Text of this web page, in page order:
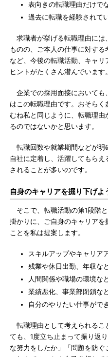
表向きの転職理由だけで
過去に転職を経験されて
求職者が挙げる転職理由には
ものの、ご本人の仕事に対す
など、今後の転職活動、キャ
ヒントがたくさん潜んでいます。
企業での採用面接においても
はこの転職理由です。おそら
むね私と同じように、転職理
るのではないかと思います。
転職回数や就業期間などが明
自社に定着し、活躍してもら
されることが多いのです。
自身のキャリアを掘り下げよ
そこで、転職活動の第1段階
掛かりに、ご自身のキャリア
ことを私は提案します。
スキルアップやキャリア
残業や休日出勤、年収な
人間関係や職場の環境な
業績悪化、事業部閉鎖な
自分のやりたい仕事がで
転職理由として考えられるこ
ても、1度立ち止まって振り返
な努力をしたか」「問題を防ぐ